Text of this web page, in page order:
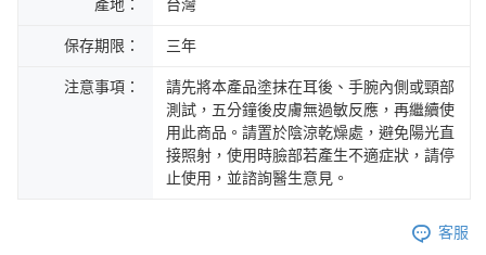
產地： 台灣
保存期限： 三年
注意事項：
請先將本產品塗抹在耳後、手腕內側或頸部
測試，五分鐘後皮膚無過敏反應，再繼續使
用此商品。請置於陰涼乾燥處，避免陽光直
接照射，使用時臉部若產生不適症狀，請停
止使用，並諮詢醫生意見。
客服